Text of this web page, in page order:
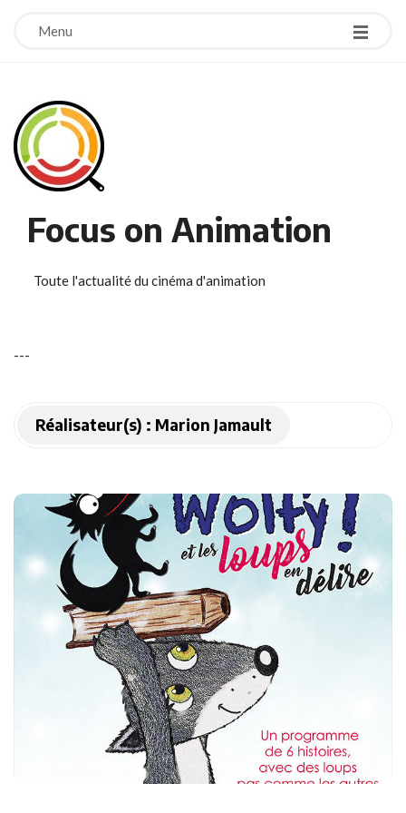
Menu
Focus on Animation
Toute l'actualité du cinéma d'animation
---
Réalisateur(s) : Marion Jamault